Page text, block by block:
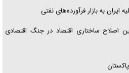
به بازار فرآورده‌های نفتی
اصلاح ساختاری اقتصاد در جنگ اقتصادی